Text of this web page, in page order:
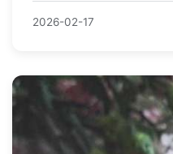
2026-02-17